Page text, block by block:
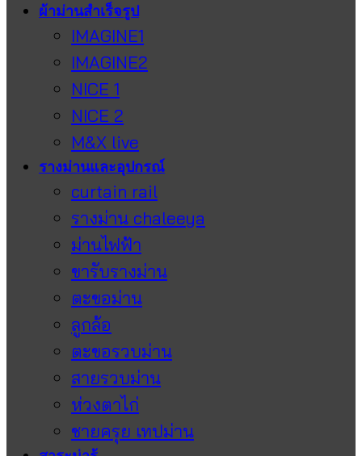
ผ้าม่านสำเร็จรูป
IMAGINE1
IMAGINE2
NICE 1
NICE 2
M&X live
รางม่านและอุปกรณ์
curtain rail
รางม่าน chaleeya
ม่านไฟฟ้า
ขารับรางม่าน
ตะขอม่าน
ลูกล้อ
ตะขอรวบม่าน
สายรวบม่าน
ห่วงตาไก่
ชายครุย เทปม่าน